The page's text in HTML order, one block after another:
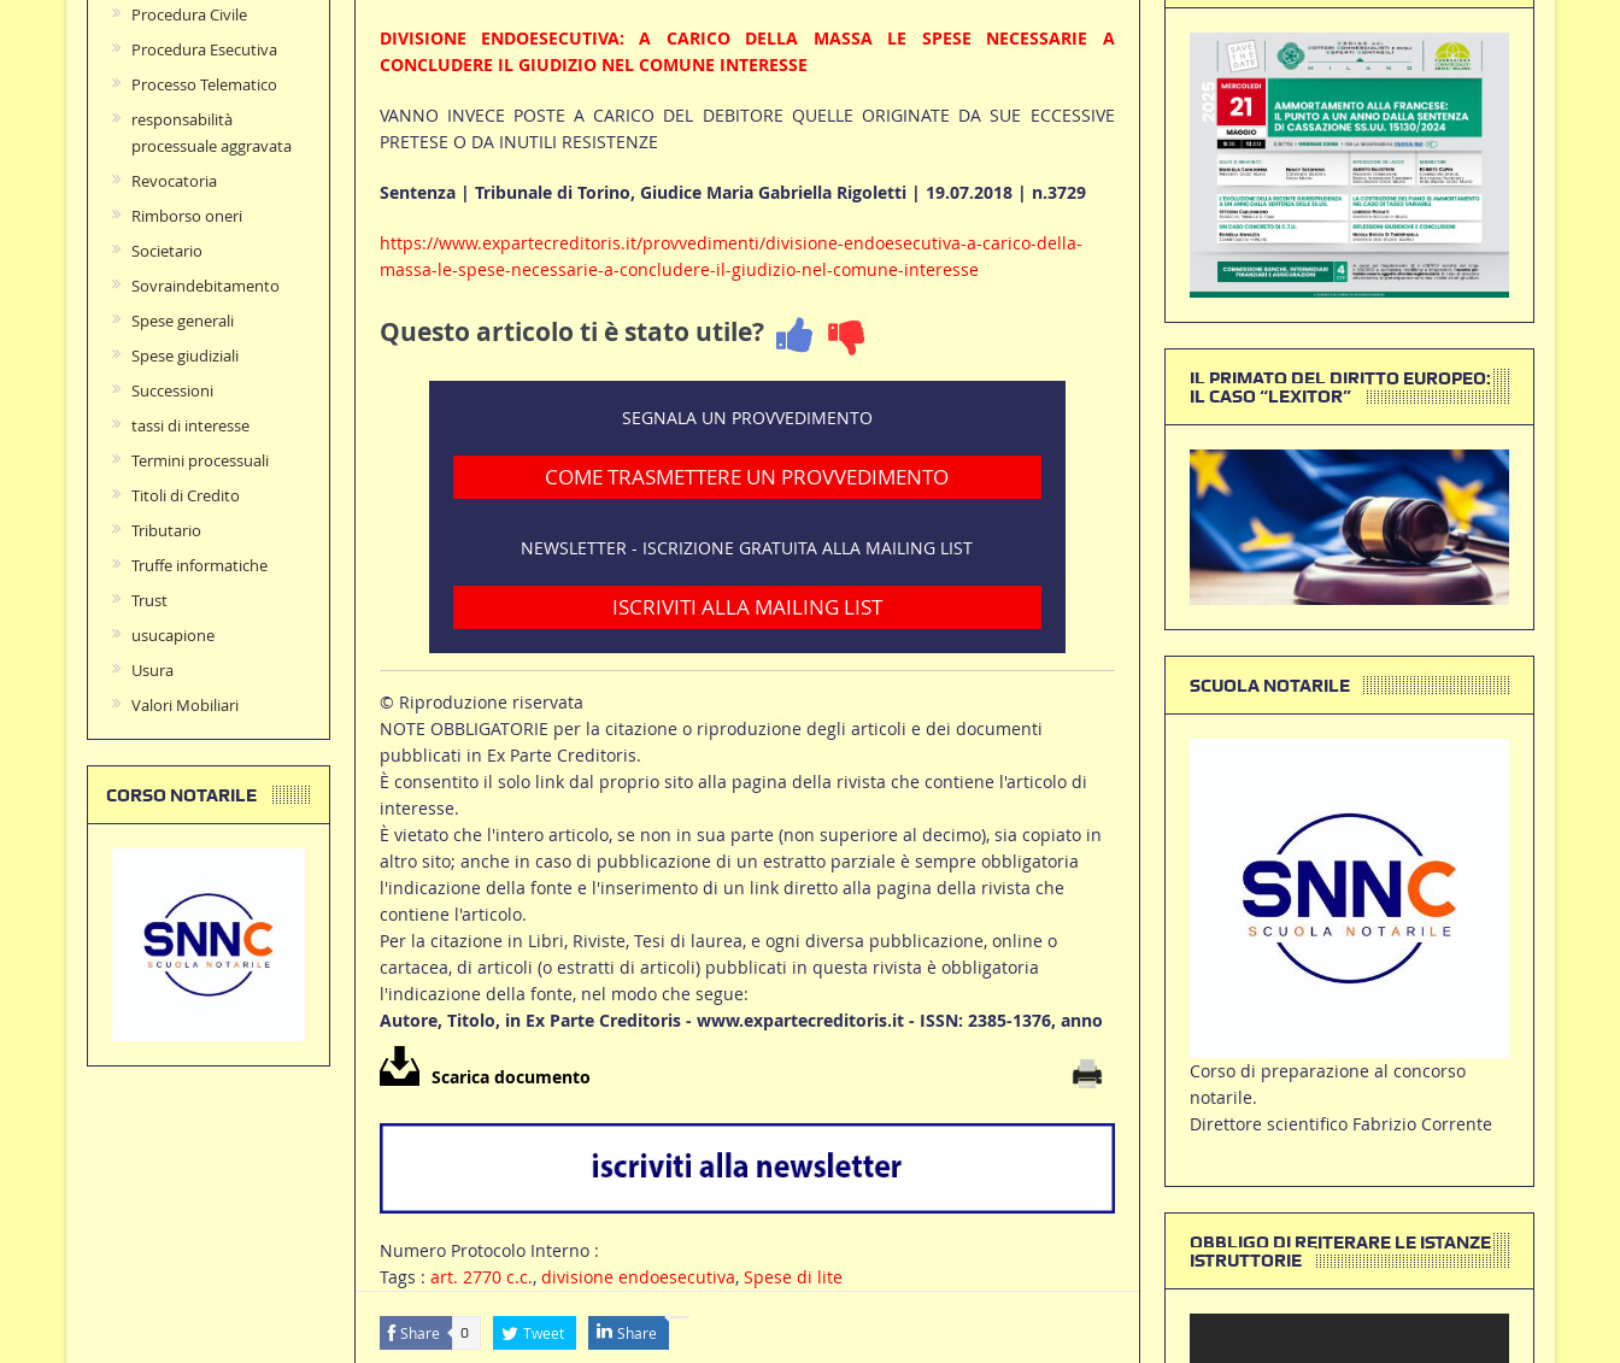
DIVISIONE ENDOESECUTIVA: A CARICO DELLA MASSA LE SPESE NECESSARIE A
CONCLUDERE IL GIUDIZIO NEL COMUNE INTERESSE
VANNO INVECE POSTE A CARICO DEL DEBITORE QUELLE ORIGINATE DA SUE ECCESSIVE
PRETESE O DA INUTILI RESISTENZE
Sentenza | Tribunale di Torino, Giudice Maria Gabriella Rigoletti | 19.07.2018 | n.3729
https://www.expartecreditoris.it/provvedimenti/divisione-endoesecutiva-a-carico-della-
massa-le-spese-necessarie-a-concludere-il-giudizio-nel-comune-interesse
Questo articolo ti è stato utile?
SEGNALA UN PROVVEDIMENTO
COME TRASMETTERE UN PROVVEDIMENTO
NEWSLETTER - ISCRIZIONE GRATUITA ALLA MAILING LIST
ISCRIVITI ALLA MAILING LIST
© Riproduzione riservata
NOTE OBBLIGATORIE per la citazione o riproduzione degli articoli e dei documenti
pubblicati in Ex Parte Creditoris.
È consentito il solo link dal proprio sito alla pagina della rivista che contiene l'articolo di
interesse.
È vietato che l'intero articolo, se non in sua parte (non superiore al decimo), sia copiato in
altro sito; anche in caso di pubblicazione di un estratto parziale è sempre obbligatoria
l'indicazione della fonte e l'inserimento di un link diretto alla pagina della rivista che
contiene l'articolo.
Per la citazione in Libri, Riviste, Tesi di laurea, e ogni diversa pubblicazione, online o
cartacea, di articoli (o estratti di articoli) pubblicati in questa rivista è obbligatoria
l'indicazione della fonte, nel modo che segue:
Autore, Titolo, in Ex Parte Creditoris - www.expartecreditoris.it - ISSN: 2385-1376, anno
Scarica documento
Numero Protocolo Interno :
Tags : art. 2770 c.c., divisione endoesecutiva, Spese di lite
Share 0 Tweet Share
Procedura Civile
Procedura Esecutiva
Processo Telematico
responsabilità
processuale aggravata
Revocatoria
Rimborso oneri
Societario
Sovraindebitamento
Spese generali
Spese giudiziali
Successioni
tassi di interesse
Termini processuali
Titoli di Credito
Tributario
Truffe informatiche
Trust
usucapione
Usura
Valori Mobiliari
CORSO NOTARILE
IL PRIMATO DEL DIRITTO EUROPEO:
IL CASO “LEXITOR”
SCUOLA NOTARILE
Corso di preparazione al concorso
notarile.
Direttore scientifico Fabrizio Corrente
OBBLIGO DI REITERARE LE ISTANZE
ISTRUTTORIE